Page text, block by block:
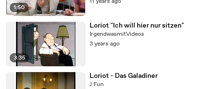
1:50
3:35
Loriot "Ich will hier nur sitzen"
IrgendwasmitVideos
3 years ago
Loriot - Das Galadiner
J Fun